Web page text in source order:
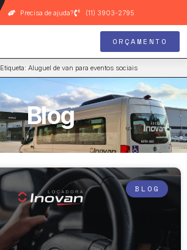
Precisa de ajuda? (11) 3903-2795
ORÇAMENTO
Etiqueta: Aluguel de van para eventos sociais
Blog
BLOG